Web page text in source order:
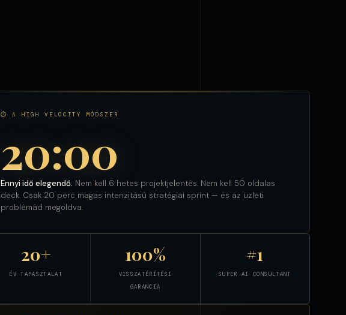
⏱ A HIGH VELOCITY MÓDSZER
20:00
Ennyi idő elegendő. Nem kell 6 hetes projektjelentés. Nem kell 50 oldalas
deck. Csak 20 perc magas intenzitású stratégiai sprint — és az üzleti
problémád megoldva.
20+
ÉV TAPASZTALAT
100%
VISSZATÉRÍTÉSI
GARANCIA
#1
SUPER AI CONSULTANT